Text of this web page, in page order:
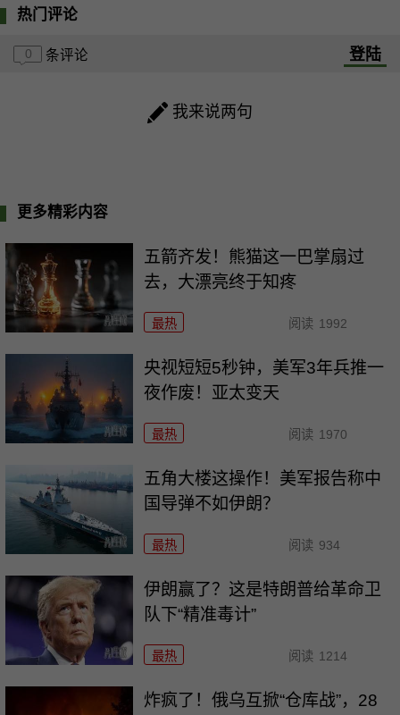
热门评论
0 条评论 登陆
我来说两句
更多精彩内容
五箭齐发！熊猫这一巴掌扇过
去，大漂亮终于知疼
最热 阅读 1992
央视短短5秒钟，美军3年兵推一
夜作废！亚太变天
最热 阅读 1970
五角大楼这操作！美军报告称中
国导弹不如伊朗？
最热 阅读 934
伊朗赢了？这是特朗普给革命卫
队下“精准毒计”
最热 阅读 1214
炸疯了！俄乌互掀“仓库战”，28